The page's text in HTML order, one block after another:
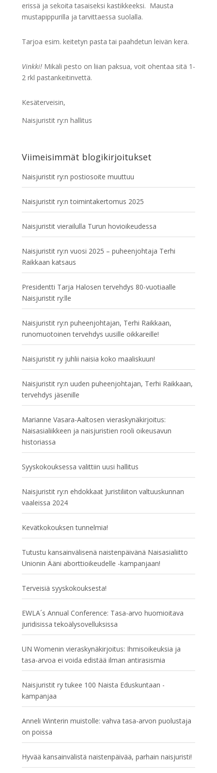
erissä ja sekoita tasaiseksi kastikkeeksi. Mausta
mustapippurilla ja tarvittaessa suolalla.
Tarjoa esim. keitetyn pasta tai paahdetun leivän kera.
Vinkki! Mikäli pesto on liian paksua, voit ohentaa sitä 1-
2 rkl pastankeitinvettä.
Kesäterveisin,
Naisjuristit ry:n hallitus
Viimeisimmät blogikirjoitukset
Naisjuristit ry:n postiosoite muuttuu
Naisjuristit ry:n toimintakertomus 2025
Naisjuristit vierailulla Turun hovioikeudessa
Naisjuristit ry:n vuosi 2025 – puheenjohtaja Terhi
Raikkaan katsaus
Presidentti Tarja Halosen tervehdys 80-vuotiaalle
Naisjuristit ry:lle
Naisjuristit ry:n puheenjohtajan, Terhi Raikkaan,
runomuotoinen tervehdys uusille oikkareille!
Naisjuristit ry juhlii naisia koko maaliskuun!
Naisjuristit ry:n uuden puheenjohtajan, Terhi Raikkaan,
tervehdys jäsenille
Marianne Vasara-Aaltosen vieraskynäkirjoitus:
Naisasialiikkeen ja naisjuristien rooli oikeusavun
historiassa
Syyskokouksessa valittiin uusi hallitus
Naisjuristit ry:n ehdokkaat Juristiliiton valtuuskunnan
vaaleissa 2024
Kevätkokouksen tunnelmia!
Tutustu kansainvälisenä naistenpäivänä Naisasialiitto
Unionin Ääni aborttioikeudelle -kampanjaan!
Terveisiä syyskokouksesta!
EWLA´s Annual Conference: Tasa-arvo huomioitava
juridisissa tekoälysovelluksissa
UN Womenin vieraskynäkirjoitus: Ihmisoikeuksia ja
tasa-arvoa ei voida edistää ilman antirasismia
Naisjuristit ry tukee 100 Naista Eduskuntaan -
kampanjaa
Anneli Winterin muistolle: vahva tasa-arvon puolustaja
on poissa
Hyvää kansainvälistä naistenpäivää, parhain naisjuristi!